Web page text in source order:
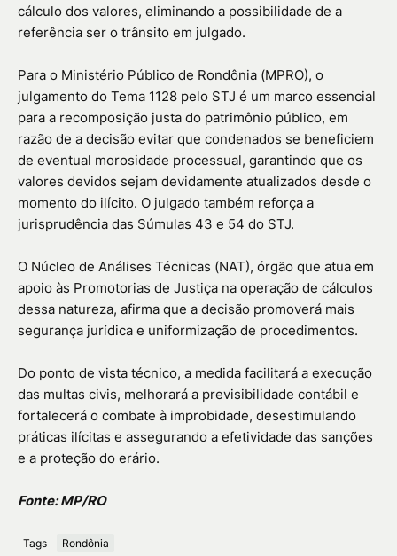
cálculo dos valores, eliminando a possibilidade de a
referência ser o trânsito em julgado.
Para o Ministério Público de Rondônia (MPRO), o
julgamento do Tema 1128 pelo STJ é um marco essencial
para a recomposição justa do patrimônio público, em
razão de a decisão evitar que condenados se beneficiem
de eventual morosidade processual, garantindo que os
valores devidos sejam devidamente atualizados desde o
momento do ilícito. O julgado também reforça a
jurisprudência das Súmulas 43 e 54 do STJ.
O Núcleo de Análises Técnicas (NAT), órgão que atua em
apoio às Promotorias de Justiça na operação de cálculos
dessa natureza, afirma que a decisão promoverá mais
segurança jurídica e uniformização de procedimentos.
Do ponto de vista técnico, a medida facilitará a execução
das multas civis, melhorará a previsibilidade contábil e
fortalecerá o combate à improbidade, desestimulando
práticas ilícitas e assegurando a efetividade das sanções
e a proteção do erário.
Fonte: MP/RO
Tags Rondônia